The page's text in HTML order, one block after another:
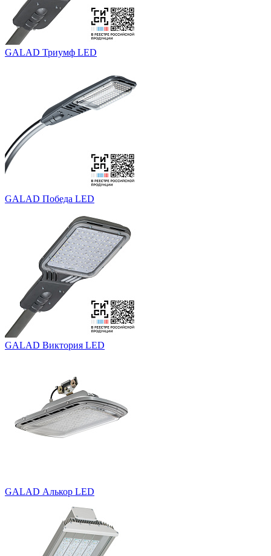
GALAD Триумф LED
GALAD Победа LED
GALAD Виктория LED
GALAD Алькор LED